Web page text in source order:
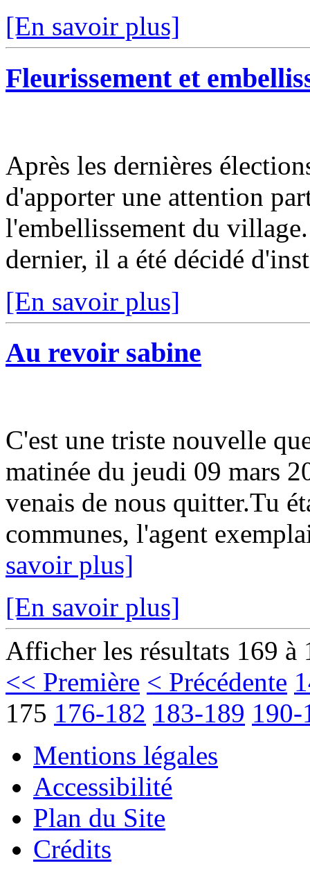
[En savoir plus]
Fleurissement et
Après les dernières
d'apporter une attention
l'embellissement du
dernier, il a été décidé
[En savoir plus]
Au revoir sabine
C'est une triste nouvelle
matinée du jeudi 09 mars
venais de nous quitter.Tu
communes, l'agent
savoir plus]
[En savoir plus]
Afficher les résultats 169 à
<< Première < Précédente
175 176-182 183-189 190-
Mentions légales
Accessibilité
Plan du Site
Crédits